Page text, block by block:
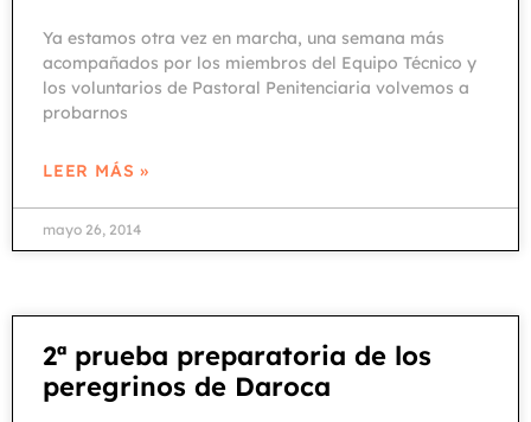
Ya estamos otra vez en marcha, una semana más
acompañados por los miembros del Equipo Técnico y
los voluntarios de Pastoral Penitenciaria volvemos a
probarnos
LEER MÁS »
mayo 26, 2014
2ª prueba preparatoria de los
peregrinos de Daroca